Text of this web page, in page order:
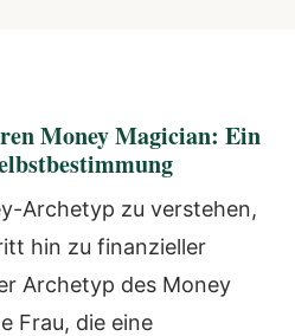
Money Magician: Ein
Archetyp zu verstehen,
hin zu finanzieller
Archetyp des Money
Frau, die eine